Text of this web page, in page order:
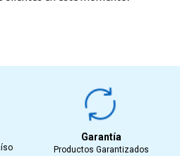
Garantía
Productos Garantizados